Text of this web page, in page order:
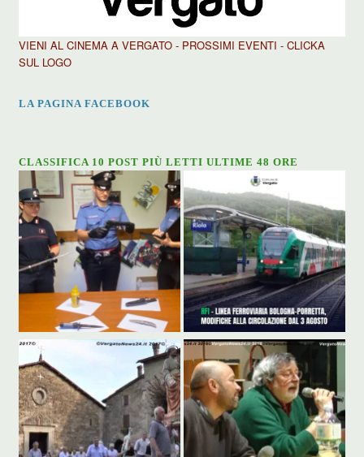
VIENI AL CINEMA A VERGATO - PROSSIMI EVENTI - CLICKA
SUL LOGO
LA PAGINA FACEBOOK
CLASSIFICA 10 POST PIÙ LETTI ULTIME 48 ORE